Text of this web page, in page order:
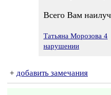
Всего Вам
Татьяна Морозова 4
нарушении
+ добавить замечания